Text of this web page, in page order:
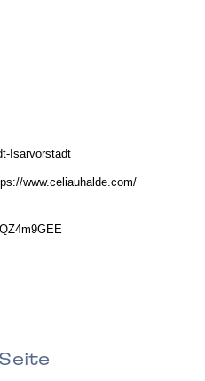
Isarvorstadt
www.celiauhalde.com/